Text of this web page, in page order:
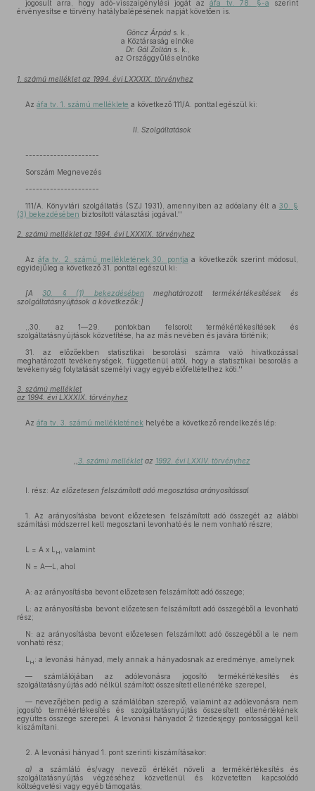
jogosult arra, hogy adó-visszaigénylési jogát az áfa tv. 78. §-a szerint
érvényesítse e törvény hatálybalépésének napját követően is.
Göncz Árpáds. k.,
a Köztársaság elnöke
Dr. Gál Zoltáns. k.,
az Országgyűlés elnöke
1. számú melléklet az 1994. évi LXXXIX. törvényhez
Az áfa tv. 1. számú melléklete a következő 111/A. ponttal egészül ki:
II. Szolgáltatások
---------------------
Sorszám Megnevezés
---------------------
111/A. Könyvtári szolgáltatás (SZJ 1931), amennyiben az adóalany élt a 30. §
(3) bekezdésében biztosított választási jogával.''
2. számú melléklet az 1994. évi LXXXIX. törvényhez
Az áfa tv. 2. számú mellékletének 30. pontja a következők szerint módosul,
egyidejűleg a következő 31. ponttal egészül ki:
[A30. § (1) bekezdésében meghatározott termékértékesítések és
szolgáltatásnyújtások a következők:]
,,30. az 1—29. pontokban felsorolt termékértékesítések és
szolgáltatásnyújtások közvetítése, ha az más nevében és javára történik;
31. az előzőekben statisztikai besorolási számra való hivatkozással
meghatározott tevékenységek, függetlenül attól, hogy a statisztikai besorolás a
tevékenység folytatását személyi vagy egyéb előfeltételhez köti.''
3. számú melléklet
az 1994. évi LXXXIX. törvényhez
Az áfa tv. 3. számú mellékletének helyébe a következő rendelkezés lép:
3. számú mellékletaz 1992. évi LXXIV. törvényhez
I. rész: Az előzetesen felszámított adó megosztása arányosítással
1. Az arányosításba bevont előzetesen felszámított adó összegét az alábbi
számítási módszerrel kell megosztani levonható és le nem vonható részre;
L = A x L H
, valamint
N = A—L, ahol
A: az arányosításba bevont előzetesen felszámított adó összege;
L: az arányosításba bevont előzetesen felszámított adó összegéből a levonható
rész;
N: az arányosításba bevont előzetesen felszámított adó összegéből a le nem
vonható rész;
L H : a levonási hányad, mely annak a hányadosnak az eredménye, amelynek
— számlálójában az adólevonásra jogosító termékértékesítés és
szolgáltatásnyújtás adó nélkül számított összesített ellenértéke szerepel,
— nevezőjében pedig a számlálóban szereplő, valamint az adólevonásra nem
jogosító termékértékesítés és szolgáltatásnyújtás összesített ellenértékének
együttes összege szerepel. A levonási hányadot 2 tizedesjegy pontossággal kell
kiszámítani.
2. A levonási hányad 1. pont szerinti kiszámításakor:
a) a számláló és/vagy nevező értékét növeli a termékértékesítés és
szolgáltatásnyújtás végzéséhez közvetlenül és közvetetten kapcsolódó
költségvetési vagy egyéb támogatás;